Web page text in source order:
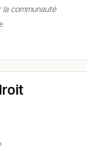
la communauté